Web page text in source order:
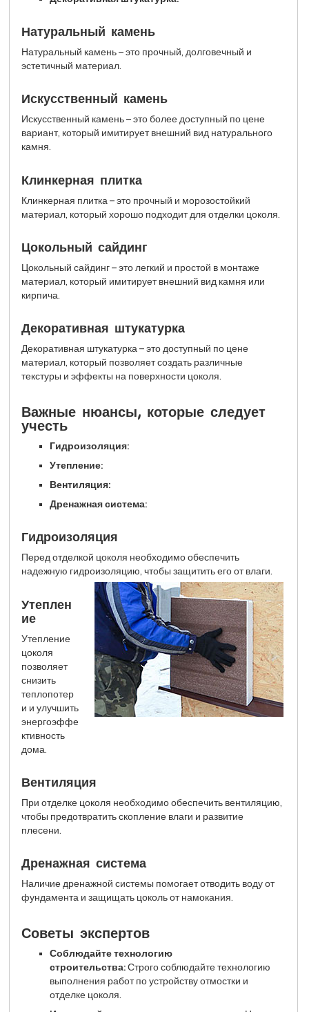
Натуральный камень
Натуральный камень – это прочный, долговечный и
эстетичный материал.
Искусственный камень
Искусственный камень – это более доступный по цене
вариант, который имитирует внешний вид натурального
камня.
Клинкерная плитка
Клинкерная плитка – это прочный и морозостойкий
материал, который хорошо подходит для отделки цоколя.
Цокольный сайдинг
Цокольный сайдинг – это легкий и простой в монтаже
материал, который имитирует внешний вид камня или
кирпича.
Декоративная штукатурка
Декоративная штукатурка – это доступный по цене
материал, который позволяет создать различные
текстуры и эффекты на поверхности цоколя.
Важные нюансы, которые следует
учесть
Гидроизоляция:
Утепление:
Вентиляция:
Дренажная система:
Гидроизоляция
Перед отделкой цоколя необходимо обеспечить
надежную гидроизоляцию, чтобы защитить его от влаги.
Утеплен
ие
Утепление
цоколя
позволяет
снизить
теплопотер
и и улучшить
энергоэффе
ктивность
дома.
Вентиляция
При отделке цоколя необходимо обеспечить вентиляцию,
чтобы предотвратить скопление влаги и развитие
плесени.
Дренажная система
Наличие дренажной системы помогает отводить воду от
фундамента и защищать цоколь от намокания.
Советы экспертов
Соблюдайте технологию
строительства:Строго соблюдайте технологию
выполнения работ по устройству отмостки и
отделке цоколя.